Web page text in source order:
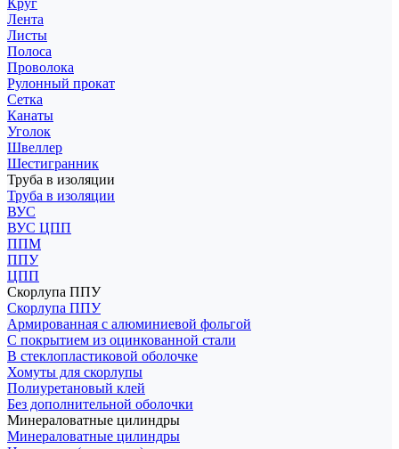
Круг
Лента
Листы
Полоса
Проволока
Рулонный прокат
Сетка
Канаты
Уголок
Швеллер
Шестигранник
Труба в изоляции
Труба в изоляции
ВУС
ВУС ЦПП
ППМ
ППУ
ЦПП
Скорлупа ППУ
Скорлупа ППУ
Армированная с алюминиевой фольгой
С покрытием из оцинкованной стали
В стеклопластиковой оболочке
Хомуты для скорлупы
Полиуретановый клей
Без дополнительной оболочки
Минераловатные цилиндры
Минераловатные цилиндры